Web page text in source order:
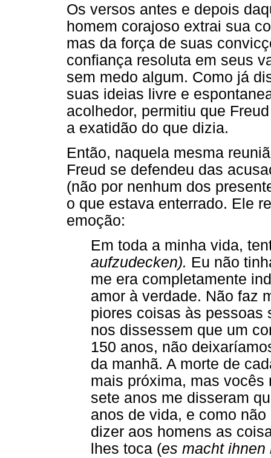
Os versos antes e depois
homem corajoso extrai sua
mas da força de suas
confiança resoluta em seus
sem medo algum. Como já
suas ideias livre e
acolhedor, permitiu que
a exatidão do que dizia.
Então, naquela mesma
Freud se defendeu das
(não por nenhum dos
o que estava enterrado. Ele
emoção:
Em toda a minha vida,
aufzudecken). Eu não
me era completamente
amor à verdade. Não faz
piores coisas às pessoas
nos dissessem que um
150 anos, não
da manhã. A morte de
mais próxima, mas
sete anos me disseram
anos de vida, e como
dizer aos homens as
lhes toca (es macht ihnen